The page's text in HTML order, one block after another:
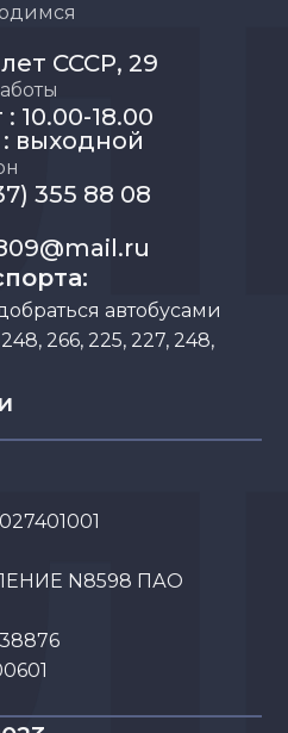
автобусами
266, 225, 227, 248,
СССР, 29
10.00-18.00
: выходной
355 88 08
N8598 ПАО